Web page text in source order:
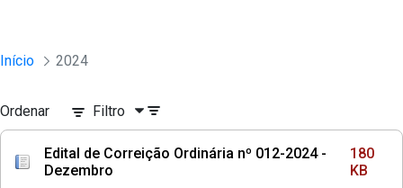
Início 2024
Ordenar Filtro
Edital de Correição Ordinária nº 012-2024 -
Dezembro
180
KB